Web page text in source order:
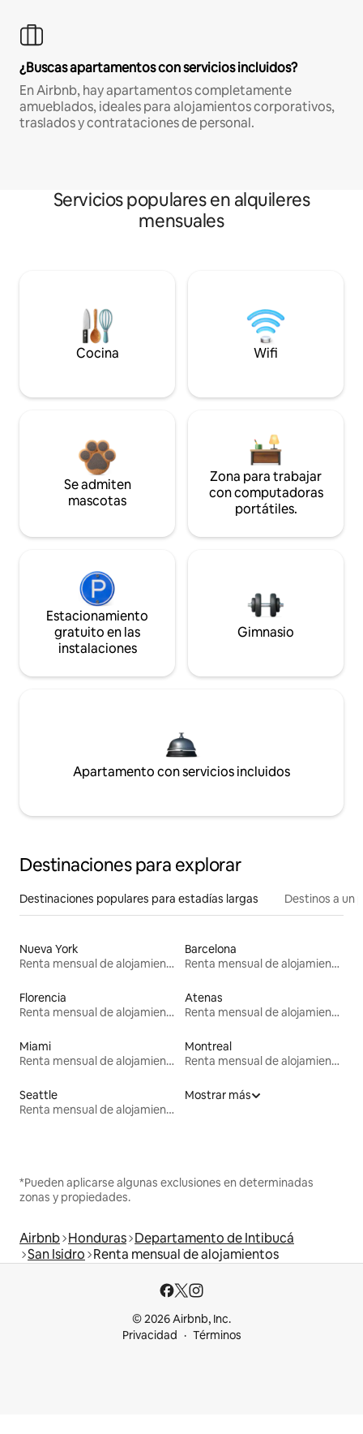
¿Buscas apartamentos con servicios incluidos?
En Airbnb, hay apartamentos completamente
amueblados, ideales para alojamientos corporativos,
traslados y contrataciones de personal.
Servicios populares en alquileres
mensuales
Cocina Wifi
Se admiten
mascotas
Zona para trabajar
con computadoras
portátiles.
Estacionamiento
gratuito en las
instalaciones
Gimnasio
Apartamento con servicios incluidos
Destinaciones para explorar
Destinaciones populares para estadías largas Destinos a un
Nueva York
Renta mensual de alojamientos
Barcelona
Renta mensual de alojamientos
Florencia
Renta mensual de alojamientos
Atenas
Renta mensual de alojamientos
Miami
Renta mensual de alojamientos
Montreal
Renta mensual de alojamientos
Seattle
Renta mensual de alojamientos
Mostrar más
*Pueden aplicarse algunas exclusiones en determinadas
zonas y propiedades.
Airbnb Honduras Departamento de Intibucá
San Isidro Renta mensual de alojamientos
© 2026 Airbnb, Inc.
Privacidad
Términos